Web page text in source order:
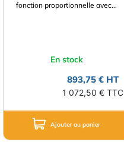
fonction proportionnelle avec...
En stock
893,75 € HT
1 072,50 € TTC
Ajouter au panier